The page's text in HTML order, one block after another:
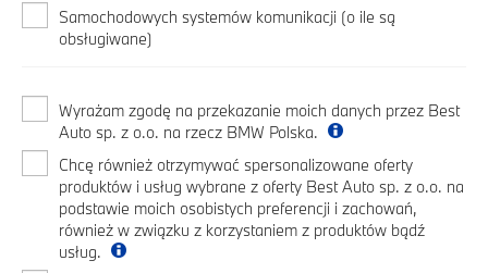
Samochodowych systemów komunikacji (o ile są
obsługiwane)
Wyrażam zgodę na przekazanie moich danych przez Best
Auto sp. z o.o. na rzecz BMW Polska.
Chcę również otrzymywać spersonalizowane oferty
produktów i usług wybrane z oferty Best Auto sp. z o.o. na
podstawie moich osobistych preferencji i zachowań,
również w związku z korzystaniem z produktów bądź
usług.